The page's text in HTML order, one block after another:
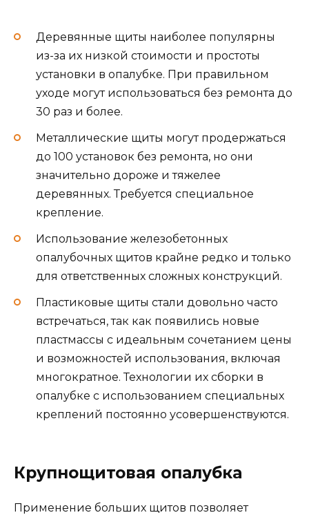
Деревянные щиты наиболее популярны
из-за их низкой стоимости и простоты
установки в опалубке. При правильном
уходе могут использоваться без ремонта до
30 раз и более.
Металлические щиты могут продержаться
до 100 установок без ремонта, но они
значительно дороже и тяжелее
деревянных. Требуется специальное
крепление.
Использование железобетонных
опалубочных щитов крайне редко и только
для ответственных сложных конструкций.
Пластиковые щиты стали довольно часто
встречаться, так как появились новые
пластмассы с идеальным сочетанием цены
и возможностей использования, включая
многократное. Технологии их сборки в
опалубке с использованием специальных
креплений постоянно усовершенствуются.
Крупнощитовая опалубка
Применение больших щитов позволяет